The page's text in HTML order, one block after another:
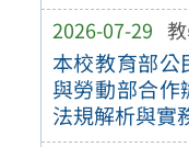
2026-07-29
本校教育部
與勞動部合作
法規解析與實